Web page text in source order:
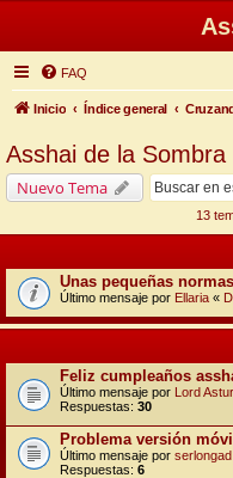
FAQ
Inicio Índice general
Asshai de la Sombra
Nuevo Tema
13
Unas pequeñas normas
Último mensaje por Ellaria «
Feliz cumpleaños
Último mensaje por Lord Astur
Respuestas: 30
Problema versión
Último mensaje por serlongad
Respuestas: 6